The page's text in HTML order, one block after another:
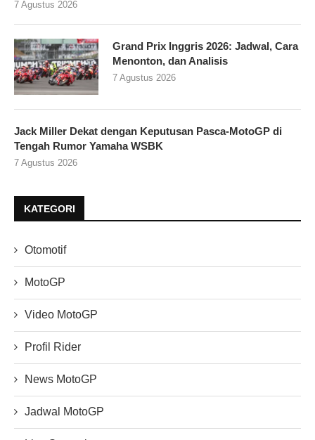
7 Agustus 2026
Grand Prix Inggris 2026: Jadwal, Cara
Menonton, dan Analisis
7 Agustus 2026
Jack Miller Dekat dengan Keputusan Pasca-MotoGP di
Tengah Rumor Yamaha WSBK
7 Agustus 2026
KATEGORI
Otomotif
MotoGP
Video MotoGP
Profil Rider
News MotoGP
Jadwal MotoGP